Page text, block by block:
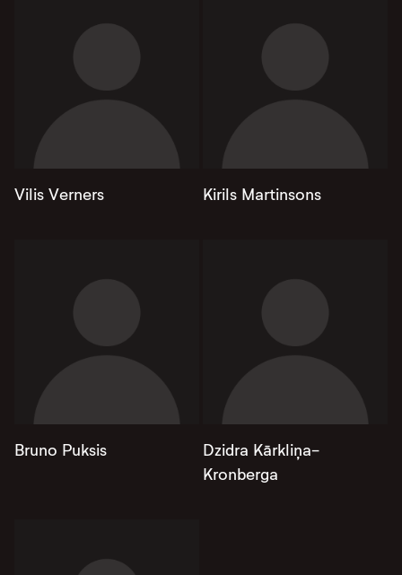
Vilis Verners Kirils Martinsons
Bruno Puksis
Dzidra Kārkliņa-
Kronberga